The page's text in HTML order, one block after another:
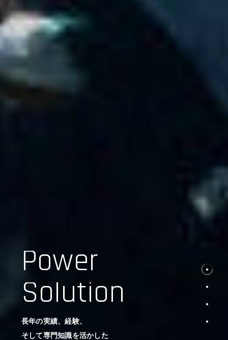
Power
Solution
長年の実績、経験、
そして専門知識を活かした